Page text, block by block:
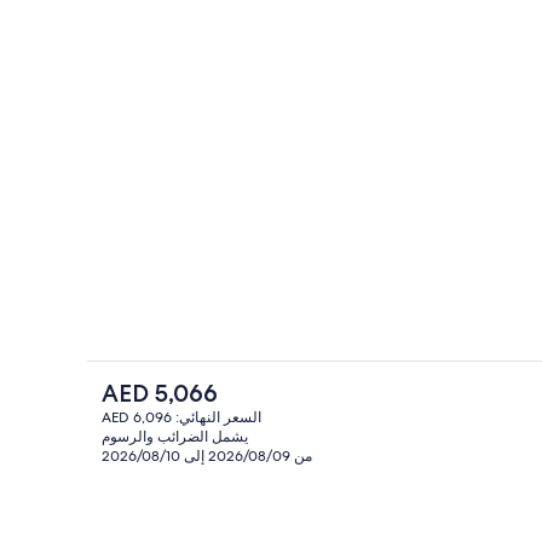
المصري وأغطية فراش متميزة وألحفة محشوة بالريش وميني بار
المنشأة من الخارج
السعر
الحالي
هو
AED
AED 5,066
السعر النهائي: AED 6,096
يشمل الضرائب والرسوم
من 2026/08/09 إلى 2026/08/10